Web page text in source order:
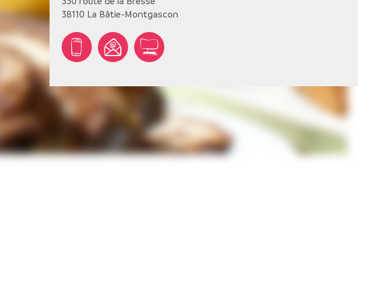
38110 La Bâtie-Montgascon